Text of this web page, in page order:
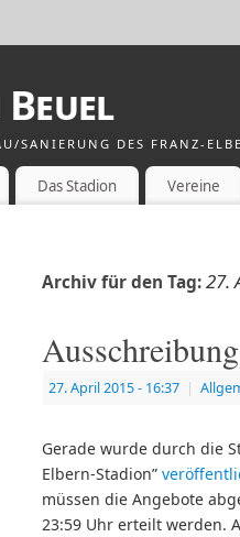
SANIERUNG DES FRANZ-
Das Stadion Vereine
Archiv für den Tag:27.
27. April 2015- 16:37 |
Gerade wurde durch die
Elbern-Stadion”
müssen die Angebote
23:59 Uhr erteilt werden.